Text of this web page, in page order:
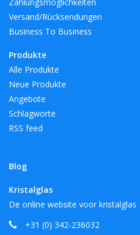
Zahlungsmöglichkeiten
Versand/Rücksendungen
Business To Business
Produkte
Alle Produkte
Neue Produkte
Angebote
Schlagworte
RSS feed
Blog
Kristalglas
De online website voor kristalglas
+31 (0) 342-236032